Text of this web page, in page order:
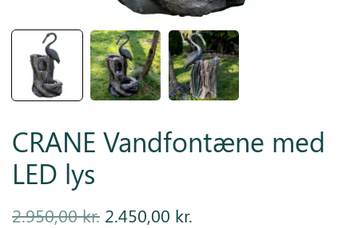
CRANE Vandfontæne med
LED lys
2.950,00kr. Den
2.450,00 kr.